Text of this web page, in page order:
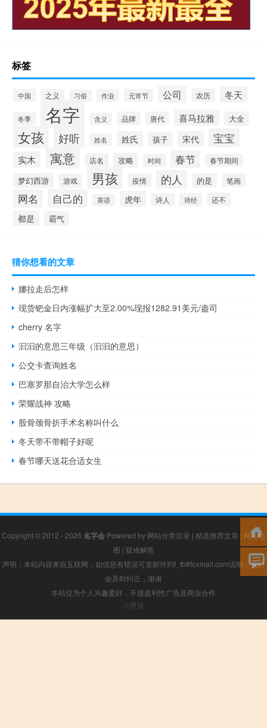
标签
中国 之义 习俗 作业 元宵节 公司 农历 冬天
冬季 名字 含义 品牌 唐代 喜马拉雅 大全
女孩 好听 姓名 姓氏 孩子 宋代 宝宝
实木 寓意 店名 攻略 时间 春节 春节期间
梦幻西游 游戏 男孩 疫情 的人 的是 笔画
网名 自己的 英语 虎年 诗人 诗经 还不
都是 霸气
猜你想看的文章
娜拉走后怎样
现货钯金日内涨幅扩大至2.00%现报1282.91美元/盎司
cherry 名字
汩汩的意思三年级（汩汩的意思）
公交卡查询姓名
巴塞罗那自治大学怎么样
荣耀战神 攻略
股骨颈骨折手术名称叫什么
冬天带不带帽子好呢
春节哪天送花合适女生
Copyright © 2012 - 2026 名字会 Powered by 网站分类目录 | 精选推荐文章 | 网站地
图 | 疑难解答
声明：本站内容来自互联网，如信息有错误可发邮件到f_fb#foxmail.com说明，我们
会及时纠正，谢谢
本站仅为个人兴趣爱好，不接盈利性广告及商业合作
小男孩